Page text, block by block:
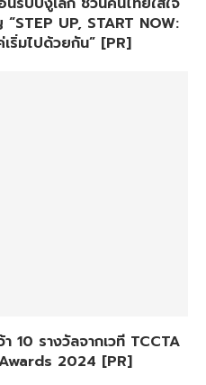
UP, START NOW:
ริ่มไปด้วยกัน” [PR]
10 รางวัลจากเวที TCCTA
2024 [PR]